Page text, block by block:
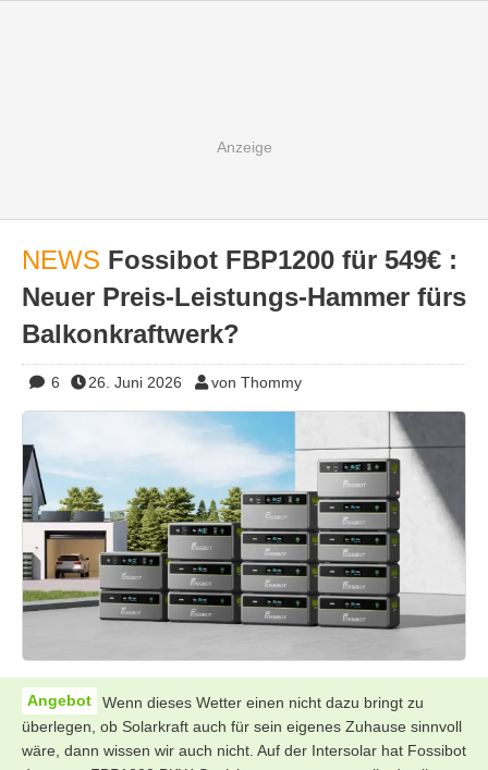
NEWS Fossibot FBP1200 für 549€ :
Neuer Preis-Leistungs-Hammer fürs
Balkonkraftwerk?
6 26. Juni 2026 von Thommy
Wenn dieses Wetter einen nicht dazu bringt zu
überlegen, ob Solarkraft auch für sein eigenes Zuhause sinnvoll
wäre, dann wissen wir auch nicht. Auf der Intersolar hat Fossibot